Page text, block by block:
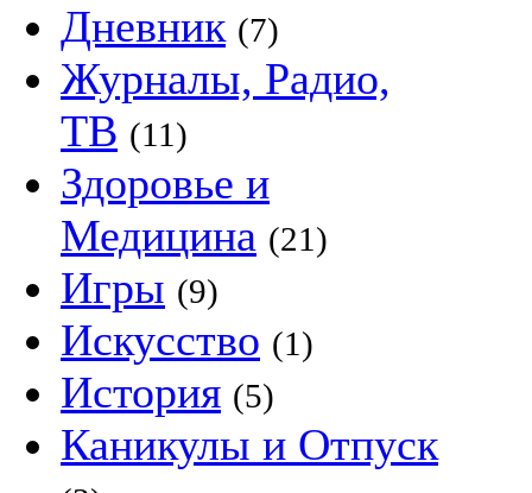
Дневник (7)
Журналы, Радио,
ТВ (11)
Здоровье и
Медицина (21)
Игры (9)
Искусство (1)
История (5)
Каникулы и Отпуск